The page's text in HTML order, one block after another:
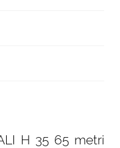
H 35 65 metri